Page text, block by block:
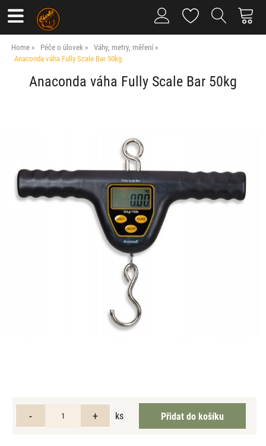
Home Péče o úlovek
Váhy, metry, měření
Anaconda váha Fully Scale Bar 50kg
Anaconda váha Fully Scale Bar 50kg
ks